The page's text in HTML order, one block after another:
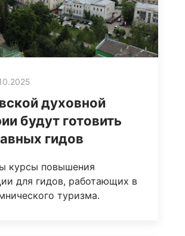
духовной
будут готовить
гидов
курсы повышения
для гидов, работающих в
туризма.